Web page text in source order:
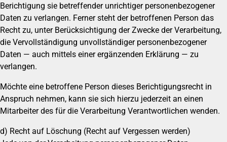
Berichtigung sie betreffender unrichtiger personenbezogener
Daten zu verlangen. Ferner steht der betroffenen Person das
Recht zu, unter Berücksichtigung der Zwecke der Verarbeitung,
die Vervollständigung unvollständiger personenbezogener
Daten — auch mittels einer ergänzenden Erklärung — zu
verlangen.
Möchte eine betroffene Person dieses Berichtigungsrecht in
Anspruch nehmen, kann sie sich hierzu jederzeit an einen
Mitarbeiter des für die Verarbeitung Verantwortlichen wenden.
d) Recht auf Löschung (Recht auf Vergessen werden)